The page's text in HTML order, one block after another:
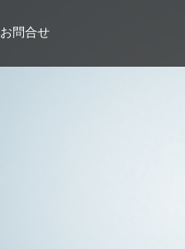
お問合せ